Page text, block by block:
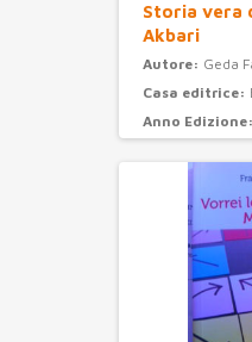
Storia vera
Akbari
Autore: Geda
Casa editrice:
Anno Edizione: